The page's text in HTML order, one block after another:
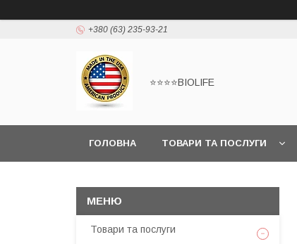
+380 (63) 235-93-21
⭐⭐⭐⭐BIOLIFE
ГОЛОВНА ТОВАРИ ТА ПОСЛУГИ
Товари та послуги